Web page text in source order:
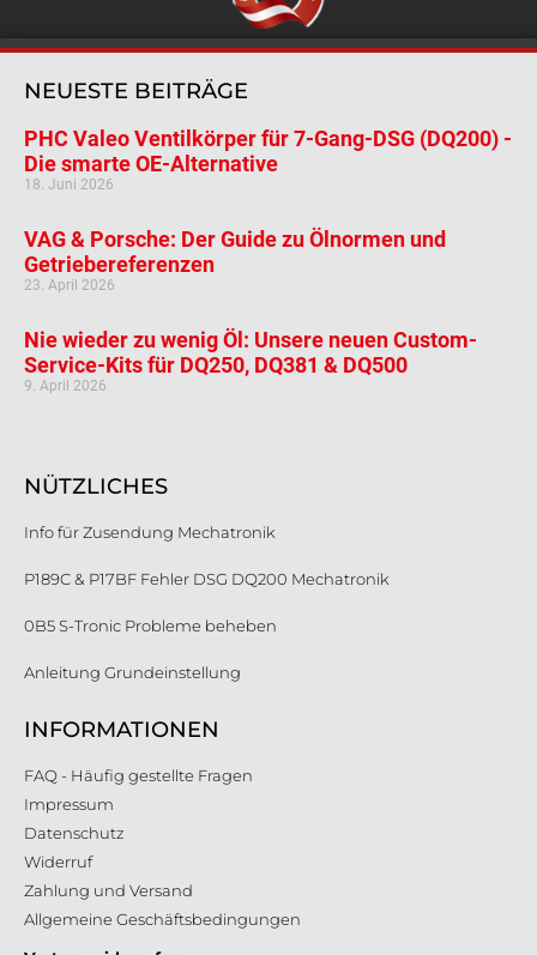
NEUESTE BEITRÄGE
PHC Valeo Ventilkörper für 7-Gang-DSG (DQ200) -
Die smarte OE-Alternative
18. Juni 2026
VAG & Porsche: Der Guide zu Ölnormen und
Getriebereferenzen
23. April 2026
Nie wieder zu wenig Öl: Unsere neuen Custom-
Service-Kits für DQ250, DQ381 & DQ500
9. April 2026
NÜTZLICHES
Info für Zusendung Mechatronik
P189C & P17BF Fehler DSG DQ200 Mechatronik
0B5 S-Tronic Probleme beheben
Anleitung Grundeinstellung
INFORMATIONEN
FAQ - Häufig gestellte Fragen
Impressum
Datenschutz
Widerruf
Zahlung und Versand
Allgemeine Geschäftsbedingungen